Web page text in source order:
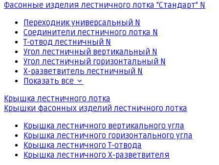
Фасонные изделия лестничного лотка "Стандарт" N
Переходник универсальный N
Соединители лестничного лотка N
Т-отвод лестничный N
Угол лестничный вертикальный N
Угол лестничный горизонтальный N
Х-разветвитель лестничный N
Показать все
Крышка лестничного лотка
Крышки фасонных изделий лестничного лотка
Крышка лестничного вертикального угла
Крышка лестничного горизонтального угла
Крышка лестничного Т-отвода
Крышка лестничного Х-разветвителя